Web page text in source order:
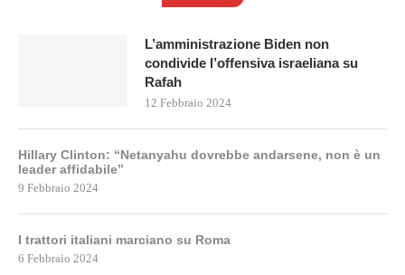
L’amministrazione Biden non
condivide l’offensiva israeliana su
Rafah
12 Febbraio 2024
Hillary Clinton: “Netanyahu dovrebbe andarsene, non è un
leader affidabile”
9 Febbraio 2024
I trattori italiani marciano su Roma
6 Febbraio 2024